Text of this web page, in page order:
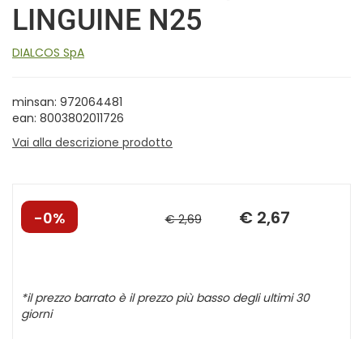
LINGUINE N25
DIALCOS SpA
minsan: 972064481
ean: 8003802011726
Vai alla descrizione prodotto
Sconto
del
0% € 2,69
Prezzo
€ 2,67
*il prezzo barrato è il prezzo più basso degli ultimi 30
giorni